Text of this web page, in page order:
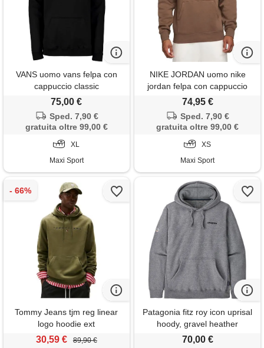
VANS uomo vans felpa con
cappuccio classic
75,00 €
Sped. 7,90 €
gratuita oltre 99,00 €
XL
Maxi Sport
NIKE JORDAN uomo nike
jordan felpa con cappuccio
brooklyn
74,95 €
Sped. 7,90 €
gratuita oltre 99,00 €
XS
Maxi Sport
Tommy Jeans tjm reg linear
logo hoodie ext
dm0dm20746, felpa con
30,59 € 89,90 €
Patagonia fitz roy icon uprisal
hoody, gravel heather
70,00 €